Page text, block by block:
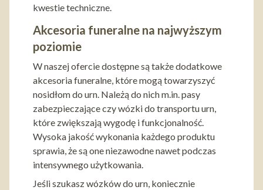
kwestie techniczne.
Akcesoria funeralne na najwyższym
poziomie
W naszej ofercie dostępne są także dodatkowe
akcesoria funeralne, które mogą towarzyszyć
nosidłom do urn. Należą do nich m.in. pasy
zabezpieczające czy wózki do transportu urn,
które zwiększają wygodę i funkcjonalność.
Wysoka jakość wykonania każdego produktu
sprawia, że są one niezawodne nawet podczas
intensywnego użytkowania.
Jeśli szukasz wózków do urn, koniecznie